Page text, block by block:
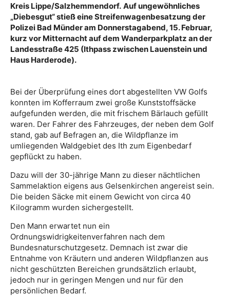
Kreis Lippe/Salzhemmendorf. Auf ungewöhnliches
„Diebesgut“ stieß eine Streifenwagenbesatzung der
Polizei Bad Münder am Donnerstagabend, 15. Februar,
kurz vor Mitternacht auf dem Wanderparkplatz an der
Landesstraße 425 (Ithpass zwischen Lauenstein und
Haus Harderode).
Bei der Überprüfung eines dort abgestellten VW Golfs
konnten im Kofferraum zwei große Kunststoffsäcke
aufgefunden werden, die mit frischem Bärlauch gefüllt
waren. Der Fahrer des Fahrzeuges, der neben dem Golf
stand, gab auf Befragen an, die Wildpflanze im
umliegenden Waldgebiet des Ith zum Eigenbedarf
gepflückt zu haben.
Dazu will der 30-jährige Mann zu dieser nächtlichen
Sammelaktion eigens aus Gelsenkirchen angereist sein.
Die beiden Säcke mit einem Gewicht von circa 40
Kilogramm wurden sichergestellt.
Den Mann erwartet nun ein
Ordnungswidrigkeitenverfahren nach dem
Bundesnaturschutzgesetz. Demnach ist zwar die
Entnahme von Kräutern und anderen Wildpflanzen aus
nicht geschützten Bereichen grundsätzlich erlaubt,
jedoch nur in geringen Mengen und nur für den
persönlichen Bedarf.